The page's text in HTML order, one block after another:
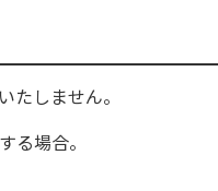
しません。
る場合。